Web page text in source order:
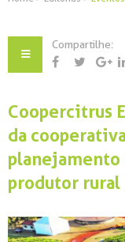
Compartilhe:
Coopercitrus
da
planejamento
produtor rural